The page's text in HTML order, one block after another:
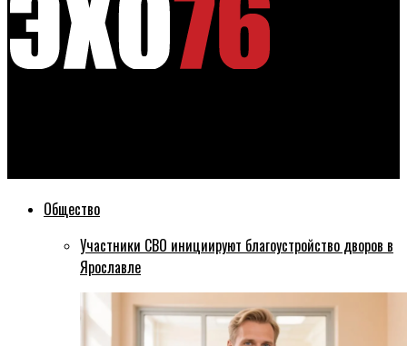
Общество
Участники СВО инициируют благоустройство дворов в
Ярославле